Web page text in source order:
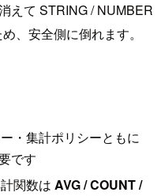
えて STRING / NUMBER
、安全側に倒れます。
・集計ポリシーともに
です
関数は AVG / COUNT /